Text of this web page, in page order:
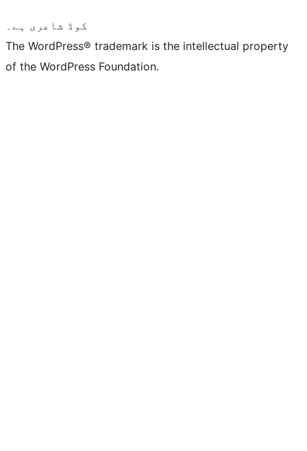
کوڈ شاعری ہے۔
The WordPress® trademark is the intellectual property
of the WordPress Foundation.